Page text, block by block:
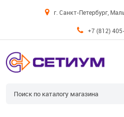
г. Санкт-Петербург,
+7 (812)